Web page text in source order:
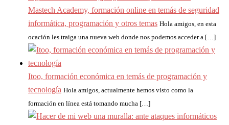
Mastech Academy, formación online en temás de seguridad
informática, programación y otros temas Hola amigos, en esta
ocación les traiga una nueva web donde nos podemos acceder a […]
Itoo, formación económica en temás de programación y
tecnología Hola amigos, actualmente hemos visto como la
formación en línea está tomando mucha […]